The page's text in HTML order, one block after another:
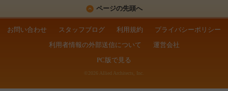
ページの先頭へ
お問い合わせ スタッフブログ 利用規約
プライバシーポリシー
利用者情報の外部送信について
運営会社
PC版で見る
©2026 Allied Architects, Inc.